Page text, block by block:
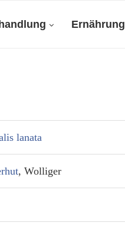
Ernährung
lanata
, Wolliger